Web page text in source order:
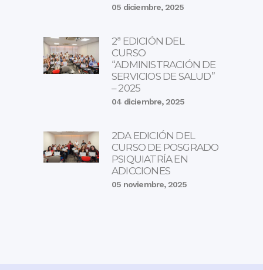
05 diciembre, 2025
2ª EDICIÓN DEL
CURSO
“ADMINISTRACIÓN DE
SERVICIOS DE SALUD”
– 2025
04 diciembre, 2025
2DA EDICIÓN DEL
CURSO DE POSGRADO
PSIQUIATRÍA EN
ADICCIONES
05 noviembre, 2025